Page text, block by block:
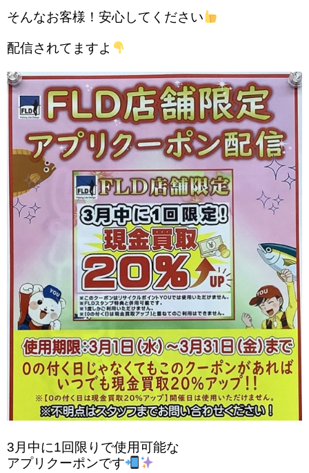
そんなお客様！安心してください
配信されてますよ
3月中に1回限りで使用可能な
アプリクーポンです